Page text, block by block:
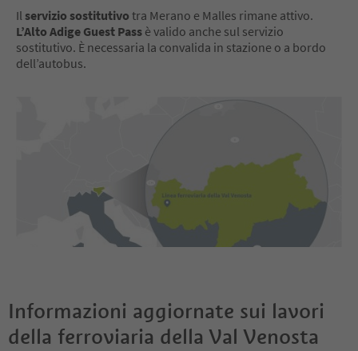
Il servizio sostitutivo tra Merano e Malles rimane attivo.
L’Alto Adige Guest Pass è valido anche sul servizio
sostitutivo. È necessaria la convalida in stazione o a bordo
dell’autobus.
Informazioni aggiornate sui lavori
della ferroviaria della Val Venosta